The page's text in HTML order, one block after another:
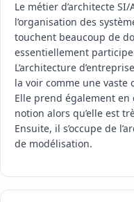
Le métier d’architecte
l’organisation des
touchent beaucoup de
essentiellement
L’architecture
la voir comme une vaste
Elle prend également en
notion alors qu’elle est
Ensuite, il s’occupe de
de modélisation.